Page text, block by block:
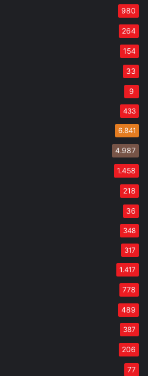
980
264
154
33
9
433
6.841
4.987
1.458
218
36
348
317
1.417
778
489
387
206
77